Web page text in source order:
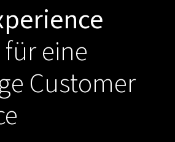
für eine
Customer